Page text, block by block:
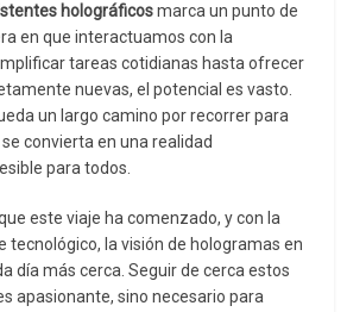
holográficosmarca un punto de
en que interactuamos con la
tareas cotidianas hasta ofrecer
nuevas, el potencial es vasto.
un largo camino por recorrer para
convierta en una realidad
para todos.
este viaje ha comenzado, y con la
tecnológico, la visión de hologramas en
día más cerca. Seguir de cerca estos
apasionante, sino necesario para